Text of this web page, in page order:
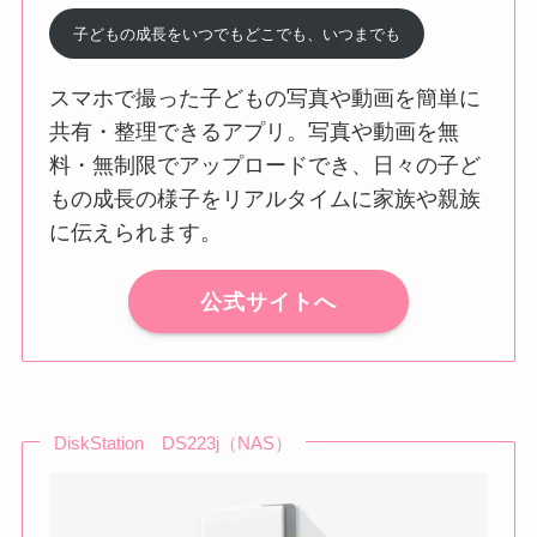
子どもの成長をいつでもどこでも、いつまでも
スマホで撮った子どもの写真や動画を簡単に
共有・整理できるアプリ。写真や動画を無
料・無制限でアップロードでき、日々の子ど
もの成長の様子をリアルタイムに家族や親族
に伝えられます。
公式サイトへ
DiskStation DS223j（NAS）